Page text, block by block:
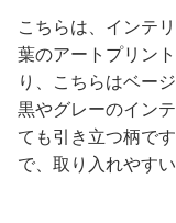
こちらは、インテ
葉のアートプリン
り、こちらはベー
黒やグレーのイン
ても引き立つ柄で
で、取り入れやす